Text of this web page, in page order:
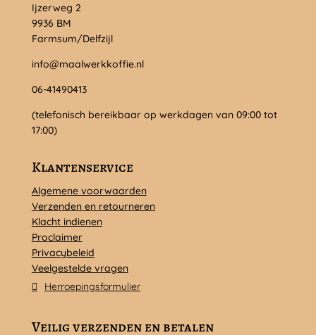
Ijzerweg 2
9936 BM
Farmsum/Delfzijl
info@maalwerkkoffie.nl
06-41490413
(telefonisch bereikbaar op werkdagen van 09:00 tot
17:00)
Klantenservice
Algemene voorwaarden
Verzenden en retourneren
Klacht indienen
Proclaimer
Privacybeleid
Veelgestelde vragen
Herroepingsformulier
Veilig verzenden en betalen